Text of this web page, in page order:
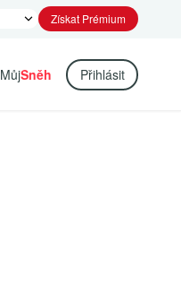
Získat Prémium
MůjSněh Přihlásit